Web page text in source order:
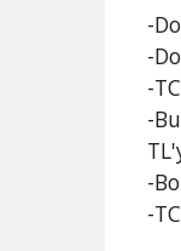
-
-
-
-
-
-